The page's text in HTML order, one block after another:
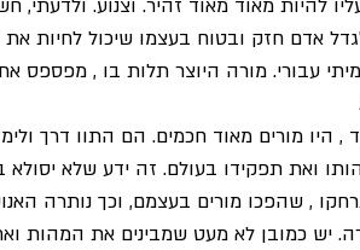
להיות מאוד מאוד זהיר. וצנוע. ולדעתי,
אדם חזק ובטוח בעצמו שיכול לחיות את
עבורי. מורה היוצר תלות בו , מפספס
מורים מאוד חכמים. הם התוו דרך
ואת תפקידו בעולם. זה ידע שלא יסולא
, שהפכו מורים בעצמם, וכך נותרה
יש כמובן לא מעט שמבינים את המהות